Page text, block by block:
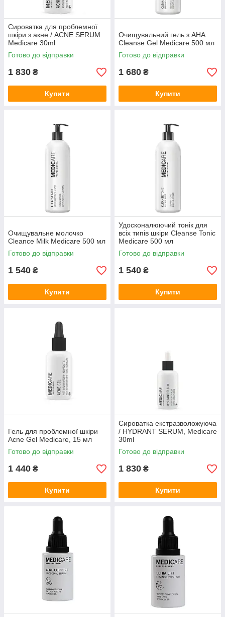
Сироватка для проблемної
шкіри з акне / ACNE SERUM
Medicare 30ml
Готово до відправки
1 830 ₴
Купити
Очищувальний гель з АНА
Cleanse Gel Medicare 500 мл
Готово до відправки
1 680 ₴
Купити
Очищувальне молочко
Cleance Milk Medicare 500 мл
Готово до відправки
1 540 ₴
Купити
Удосконалюючий тонік для
всіх типів шкіри Cleanse Tonic
Medicare 500 мл
Готово до відправки
1 540 ₴
Купити
Гель для проблемної шкіри
Acne Gel Medicare, 15 мл
Готово до відправки
1 440 ₴
Купити
Сироватка екстразволожуюча
/ HYDRANT SERUM, Medicare
30ml
Готово до відправки
1 830 ₴
Купити